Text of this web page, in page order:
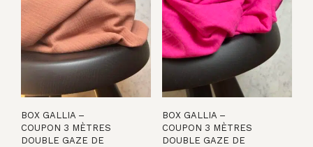
BOX GALLIA –
COUPON 3 MÈTRES
DOUBLE GAZE DE
BOX GALLIA –
COUPON 3 MÈTRES
DOUBLE GAZE DE